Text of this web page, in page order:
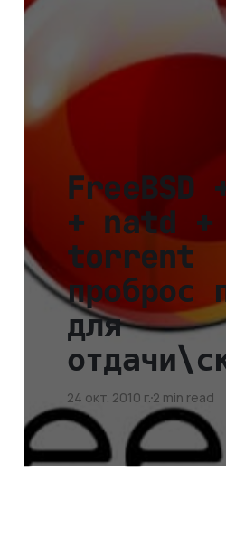
+ natd +
torrent
проброс
для
24 окт. 2010 г.2 min read